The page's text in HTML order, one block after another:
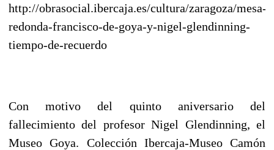
http://obrasocial.ibercaja.es/cultura/zaragoza/mesa-
redonda-francisco-de-goya-y-nigel-glendinning-
tiempo-de-recuerdo
Con motivo del quinto aniversario del
fallecimiento del profesor Nigel Glendinning, el
Museo Goya. Colección Ibercaja-Museo Camón